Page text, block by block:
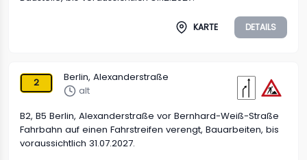
KARTE DETAILS
2
Berlin, Alexanderstraße
alt
B2, B5 Berlin, Alexanderstraße vor Bernhard-Weiß-Straße
Fahrbahn auf einen Fahrstreifen verengt, Bauarbeiten, bis
voraussichtlich 31.07.2027.